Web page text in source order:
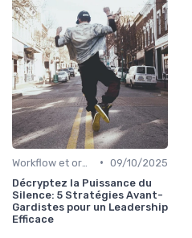
• 09/10/2025
Décryptez la Puissance du
Silence: 5 Stratégies Avant-
Gardistes pour un Leadership
Efficace